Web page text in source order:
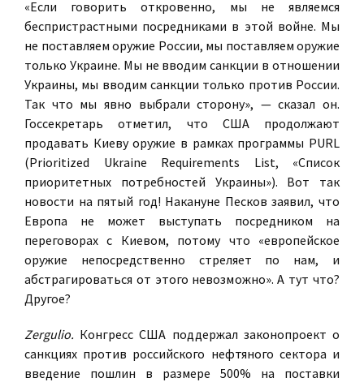
«Если говорить откровенно, мы не являемся
беспристрастными посредниками в этой войне. Мы
не поставляем оружие России, мы поставляем оружие
только Украине. Мы не вводим санкции в отношении
Украины, мы вводим санкции только против России.
Так что мы явно выбрали сторону», — сказал он.
Госсекретарь отметил, что США продолжают
продавать Киеву оружие в рамках программы PURL
(Prioritized Ukraine Requirements List, «Список
приоритетных потребностей Украины»). Вот так
новости на пятый год! Накануне Песков заявил, что
Европа не может выступать посредником на
переговорах с Киевом, потому что «европейское
оружие непосредственно стреляет по нам, и
абстрагироваться от этого невозможно». А тут что?
Другое?
Zergulio. Конгресс США поддержал законопроект о
санкциях против российского нефтяного сектора и
введение пошлин в размере 500% на поставки